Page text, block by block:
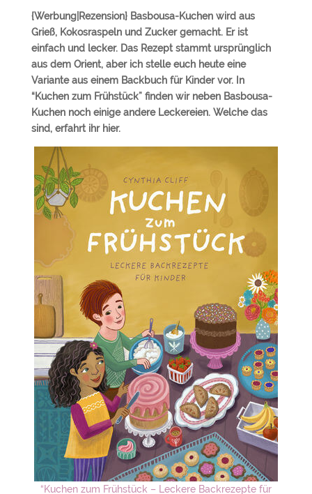
{Werbung|Rezension} Basbousa-Kuchen wird aus
Grieß, Kokosraspeln und Zucker gemacht. Er ist
einfach und lecker. Das Rezept stammt ursprünglich
aus dem Orient, aber ich stelle euch heute eine
Variante aus einem Backbuch für Kinder vor. In
“Kuchen zum Frühstück” finden wir neben Basbousa-
Kuchen noch einige andere Leckereien. Welche das
sind, erfahrt ihr hier.
“Kuchen zum Frühstück – Leckere Backrezepte für